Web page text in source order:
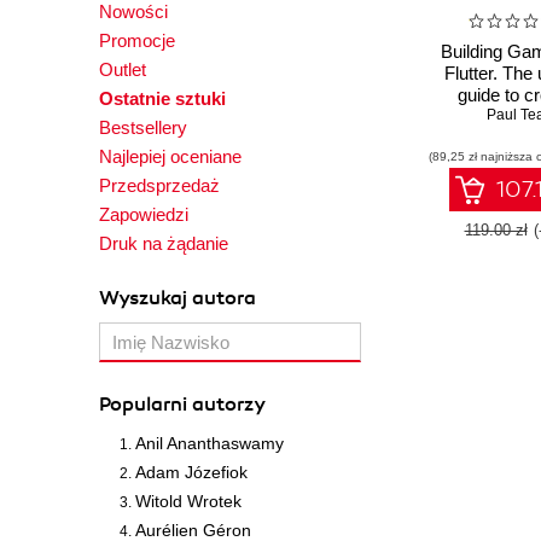
Nowości
Promocje
Outlet
Ostatnie sztuki
Bestsellery
Najlepiej oceniane
Przedsprzedaż
Zapowiedzi
Druk na żądanie
Wyszukaj autora
Popularni autorzy
Anil Ananthaswamy
Adam Józefiok
Witold Wrotek
Aurélien Géron
Building
Flutter. The
guide to
in
Paul
(89,25 zł najniższa
119.00 zł